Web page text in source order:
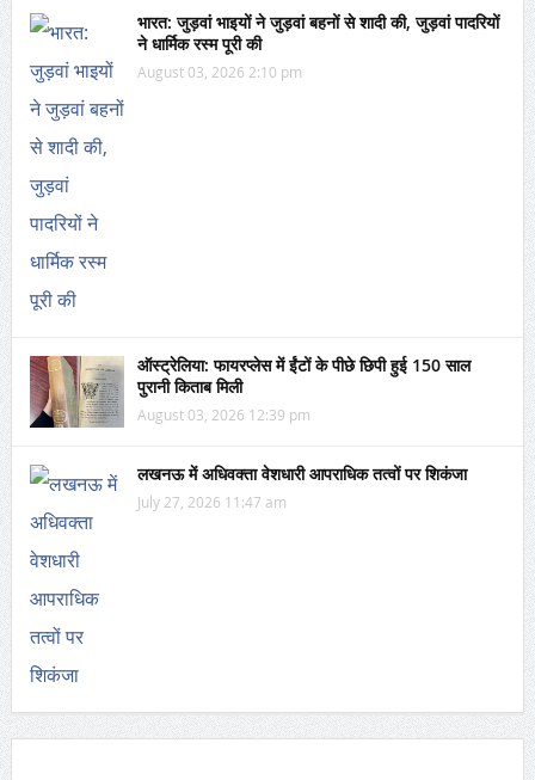
भारत: जुड़वां भाइयों ने जुड़वां बहनों से शादी की, जुड़वां पादरियों
ने धार्मिक रस्म पूरी की
August 03, 2026 2:10 pm
ऑस्ट्रेलिया: फायरप्लेस में ईंटों के पीछे छिपी हुई 150 साल
पुरानी किताब मिली
August 03, 2026 12:39 pm
लखनऊ में अधिवक्ता वेशधारी आपराधिक तत्वों पर शिकंजा
July 27, 2026 11:47 am